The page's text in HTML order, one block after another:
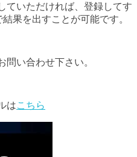
ていただければ、登録してす
果を出すことが可能です。
問い合わせ下さい。
はこちら